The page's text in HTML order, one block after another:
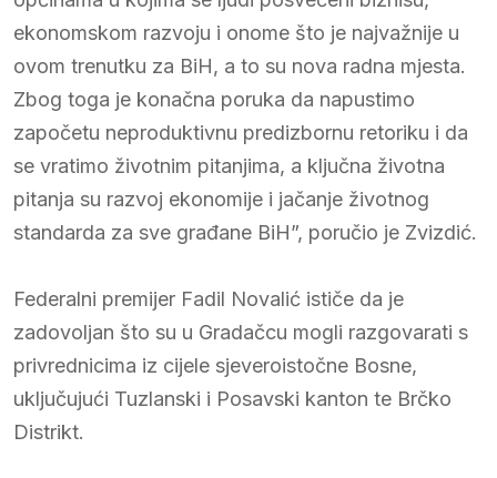
ekonomskom razvoju i onome što je najvažnije u
ovom trenutku za BiH, a to su nova radna mjesta.
Zbog toga je konačna poruka da napustimo
započetu neproduktivnu predizbornu retoriku i da
se vratimo životnim pitanjima, a ključna životna
pitanja su razvoj ekonomije i jačanje životnog
standarda za sve građane BiH”, poručio je Zvizdić.
Federalni premijer Fadil Novalić ističe da je
zadovoljan što su u Gradačcu mogli razgovarati s
privrednicima iz cijele sjeveroistočne Bosne,
uključujući Tuzlanski i Posavski kanton te Brčko
Distrikt.